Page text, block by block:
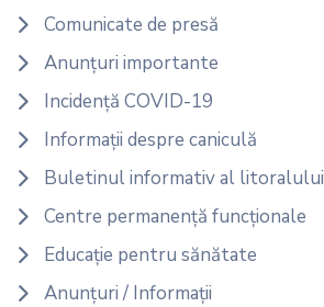
Comunicate de presă
Anunțuri importante
Incidență COVID-19
Informații despre caniculă
Buletinul informativ al litoralului
Centre permanență funcționale
Educație pentru sănătate
Anunțuri / Informații